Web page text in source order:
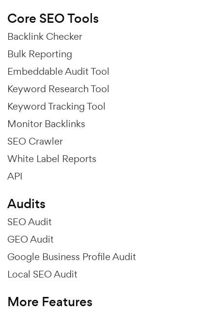
Core SEO Tools
Backlink Checker
Bulk Reporting
Embeddable Audit Tool
Keyword Research Tool
Keyword Tracking Tool
Monitor Backlinks
SEO Crawler
White Label Reports
API
Audits
SEO Audit
GEO Audit
Google Business Profile Audit
Local SEO Audit
More Features